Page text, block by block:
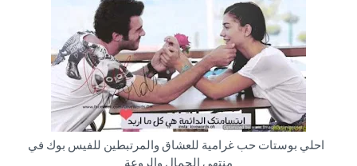
احلي بوستات حب غرامية للعشاق والمرتبطين للفيس بوك في
منتهي الجمال والروعة